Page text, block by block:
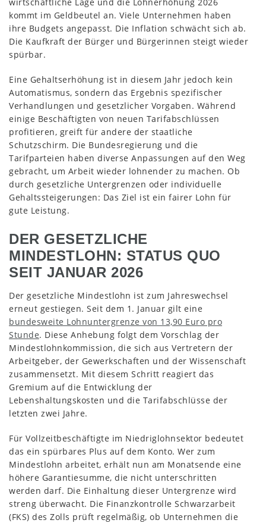
kommt im Geldbeutel an. Viele Unternehmen haben
ihre Budgets angepasst. Die Inflation schwächt sich ab.
Die Kaufkraft der Bürger und Bürgerinnen steigt wieder
spürbar.
Eine Gehaltserhöhung ist in diesem Jahr jedoch kein
Automatismus, sondern das Ergebnis spezifischer
Verhandlungen und gesetzlicher Vorgaben. Während
einige Beschäftigten von neuen Tarifabschlüssen
profitieren, greift für andere der staatliche
Schutzschirm. Die Bundesregierung und die
Tarifparteien haben diverse Anpassungen auf den Weg
gebracht, um Arbeit wieder lohnender zu machen. Ob
durch gesetzliche Untergrenzen oder individuelle
Gehaltssteigerungen: Das Ziel ist ein fairer Lohn für
gute Leistung.
DER GESETZLICHE
MINDESTLOHN: STATUS QUO
SEIT JANUAR 2026
Der gesetzliche Mindestlohn ist zum Jahreswechsel
erneut gestiegen. Seit dem 1. Januar gilt eine
bundesweite Lohnuntergrenze von 13,90 Euro pro
Stunde. Diese Anhebung folgt dem Vorschlag der
Mindestlohnkommission, die sich aus Vertretern der
Arbeitgeber, der Gewerkschaften und der Wissenschaft
zusammensetzt. Mit diesem Schritt reagiert das
Gremium auf die Entwicklung der
Lebenshaltungskosten und die Tarifabschlüsse der
letzten zwei Jahre.
Für Vollzeitbeschäftigte im Niedriglohnsektor bedeutet
das ein spürbares Plus auf dem Konto. Wer zum
Mindestlohn arbeitet, erhält nun am Monatsende eine
höhere Garantiesumme, die nicht unterschritten
werden darf. Die Einhaltung dieser Untergrenze wird
streng überwacht. Die Finanzkontrolle Schwarzarbeit
(FKS) des Zolls prüft regelmäßig, ob Unternehmen die